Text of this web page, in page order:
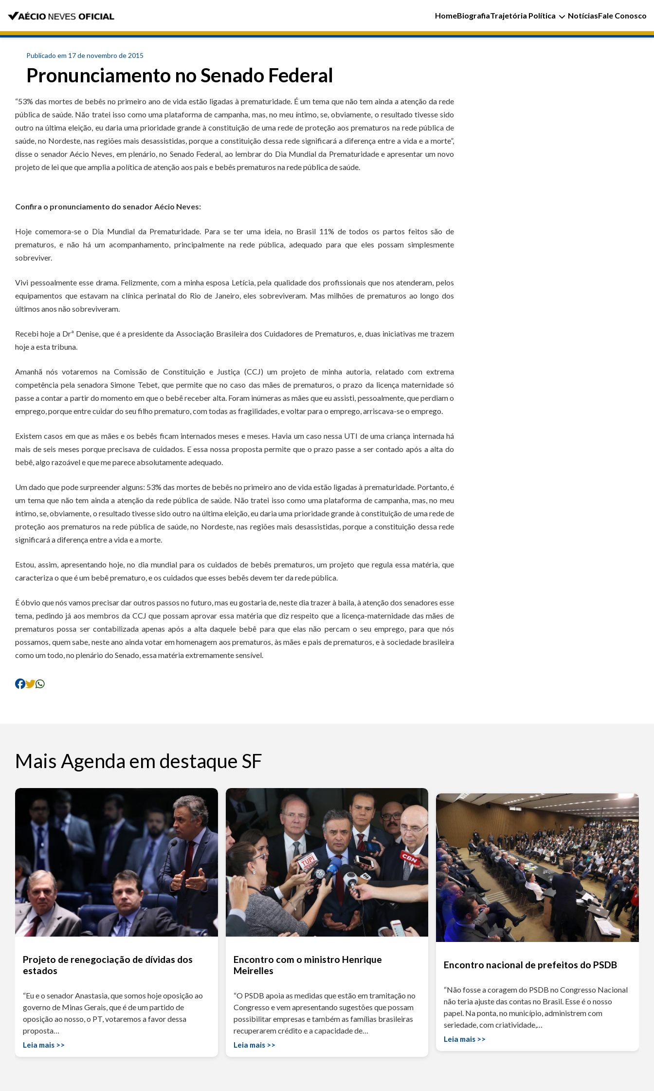
HomeBiografiaTrajetória Política NotíciasFale Conosco
Publicado em 17 de novembro de 2015
Pronunciamento no Senado Federal
“53% das mortes de bebês no primeiro ano de vida estão ligadas à prematuridade. É um tema que não tem ainda a atenção da rede
pública de saúde. Não tratei isso como uma plataforma de campanha, mas, no meu íntimo, se, obviamente, o resultado tivesse sido
outro na última eleição, eu daria uma prioridade grande à constituição de uma rede de proteção aos prematuros na rede pública de
saúde, no Nordeste, nas regiões mais desassistidas, porque a constituição dessa rede significará a diferença entre a vida e a morte”,
disse o senador Aécio Neves, em plenário, no Senado Federal, ao lembrar do Dia Mundial da Prematuridade e apresentar um novo
projeto de lei que que amplia a política de atenção aos pais e bebês prematuros na rede pública de saúde.
Confira o pronunciamento do senador Aécio Neves:
Hoje comemora-se o Dia Mundial da Prematuridade. Para se ter uma ideia, no Brasil 11% de todos os partos feitos são de
prematuros, e não há um acompanhamento, principalmente na rede pública, adequado para que eles possam simplesmente
sobreviver.
Vivi pessoalmente esse drama. Felizmente, com a minha esposa Letícia, pela qualidade dos profissionais que nos atenderam, pelos
equipamentos que estavam na clínica perinatal do Rio de Janeiro, eles sobreviveram. Mas milhões de prematuros ao longo dos
últimos anos não sobreviveram.
Recebi hoje a Drª Denise, que é a presidente da Associação Brasileira dos Cuidadores de Prematuros, e, duas iniciativas me trazem
hoje a esta tribuna.
Amanhã nós votaremos na Comissão de Constituição e Justiça (CCJ) um projeto de minha autoria, relatado com extrema
competência pela senadora Simone Tebet, que permite que no caso das mães de prematuros, o prazo da licença maternidade só
passe a contar a partir do momento em que o bebê receber alta. Foram inúmeras as mães que eu assisti, pessoalmente, que perdiam o
emprego, porque entre cuidar do seu filho prematuro, com todas as fragilidades, e voltar para o emprego, arriscava-se o emprego.
Existem casos em que as mães e os bebês ficam internados meses e meses. Havia um caso nessa UTI de uma criança internada há
mais de seis meses porque precisava de cuidados. E essa nossa proposta permite que o prazo passe a ser contado após a alta do
bebê, algo razoável e que me parece absolutamente adequado.
Um dado que pode surpreender alguns: 53% das mortes de bebês no primeiro ano de vida estão ligadas à prematuridade. Portanto, é
um tema que não tem ainda a atenção da rede pública de saúde. Não tratei isso como uma plataforma de campanha, mas, no meu
íntimo, se, obviamente, o resultado tivesse sido outro na última eleição, eu daria uma prioridade grande à constituição de uma rede de
proteção aos prematuros na rede pública de saúde, no Nordeste, nas regiões mais desassistidas, porque a constituição dessa rede
significará a diferença entre a vida e a morte.
Estou, assim, apresentando hoje, no dia mundial para os cuidados de bebês prematuros, um projeto que regula essa matéria, que
caracteriza o que é um bebê prematuro, e os cuidados que esses bebês devem ter da rede pública.
É óbvio que nós vamos precisar dar outros passos no futuro, mas eu gostaria de, neste dia trazer à baila, à atenção dos senadores esse
tema, pedindo já aos membros da CCJ que possam aprovar essa matéria que diz respeito que a licença-maternidade das mães de
prematuros possa ser contabilizada apenas após a alta daquele bebê para que elas não percam o seu emprego, para que nós
possamos, quem sabe, neste ano ainda votar em homenagem aos prematuros, às mães e pais de prematuros, e à sociedade brasileira
como um todo, no plenário do Senado, essa matéria extremamente sensível.
Mais Agenda em destaque SF
Projeto de renegociação de dívidas dos
estados
“Eu e o senador Anastasia, que somos hoje oposição ao
governo de Minas Gerais, que é de um partido de
oposição ao nosso, o PT, votaremos a favor dessa
proposta…
Leia mais >>
Encontro com o ministro Henrique
Meirelles
“O PSDB apoia as medidas que estão em tramitação no
Congresso e vem apresentando sugestões que possam
possibilitar empresas e também as famílias brasileiras
recuperarem crédito e a capacidade de…
Leia mais >>
Encontro nacional de prefeitos do PSDB
“Não fosse a coragem do PSDB no Congresso Nacional
não teria ajuste das contas no Brasil. Esse é o nosso
papel. Na ponta, no município, administrem com
seriedade, com criatividade,…
Leia mais >>